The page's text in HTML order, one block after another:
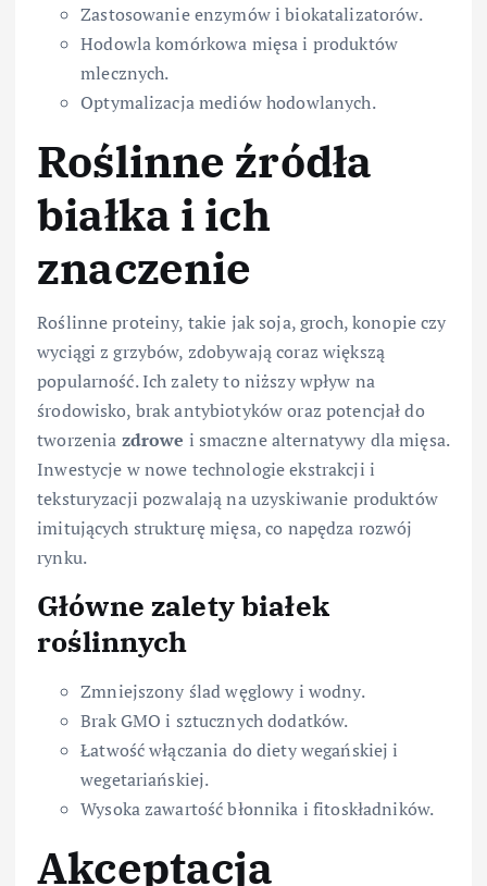
Zastosowanie enzymów i biokatalizatorów.
Hodowla komórkowa mięsa i produktów
mlecznych.
Optymalizacja mediów hodowlanych.
Roślinne źródła
białka i ich
znaczenie
Roślinne proteiny, takie jak soja, groch, konopie czy
wyciągi z grzybów, zdobywają coraz większą
popularność. Ich zalety to niższy wpływ na
środowisko, brak antybiotyków oraz potencjał do
tworzenia zdrowe i smaczne alternatywy dla mięsa.
Inwestycje w nowe technologie ekstrakcji i
teksturyzacji pozwalają na uzyskiwanie produktów
imitujących strukturę mięsa, co napędza rozwój
rynku.
Główne zalety białek
roślinnych
Zmniejszony ślad węglowy i wodny.
Brak GMO i sztucznych dodatków.
Łatwość włączania do diety wegańskiej i
wegetariańskiej.
Wysoka zawartość błonnika i fitoskładników.
Akceptacja